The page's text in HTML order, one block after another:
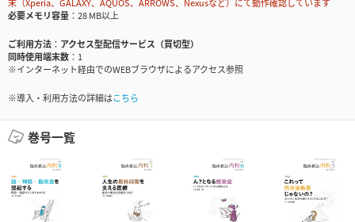
必要メモリ容量
28 MB以上
ご利用方法
アクセス型配信サービス（買切型）
同時使用端末数
1
※インターネット経由でのWEBブラウザによるアクセス参照
※導入・利用方法の詳細はこちら
巻号一覧